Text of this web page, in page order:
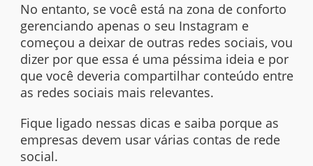
No entanto, se você está na zona de conforto
gerenciando apenas o seu Instagram e
começou a deixar de outras redes sociais, vou
dizer por que essa é uma péssima ideia e por
que você deveria compartilhar conteúdo entre
as redes sociais mais relevantes.
Fique ligado nessas dicas e saiba porque as
empresas devem usar várias contas de rede
social.